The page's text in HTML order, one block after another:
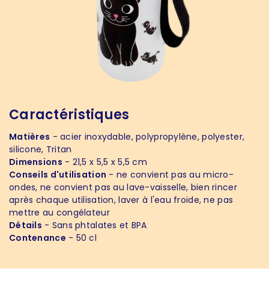
Caractéristiques
Matières - acier inoxydable, polypropylène, polyester,
silicone, Tritan
Dimensions - 21,5 x 5,5 x 5,5 cm
Conseils d'utilisation - ne convient pas au micro-
ondes, ne convient pas au lave-vaisselle, bien rincer
après chaque utilisation, laver à l'eau froide, ne pas
mettre au congélateur
Détails - Sans phtalates et BPA
Contenance - 50 cl